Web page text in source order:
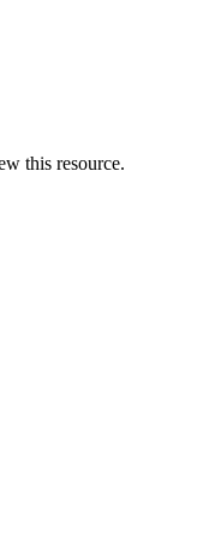
this resource.